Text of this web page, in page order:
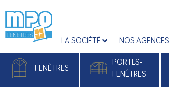
LA SOCIÉTÉ NOS AGENCES
FENÊTRES
PORTES-
FENÊTRES